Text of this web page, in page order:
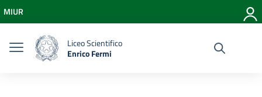
Vai al menu di navigazione
Vai al footer
MIUR
Liceo Scientifico
Enrico Fermi